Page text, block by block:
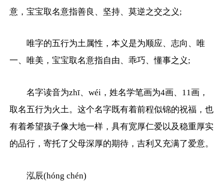
意，宝宝取名意指善良、坚持、莫逆之交之义;
唯字的五行为土属性，本义是为顺应、志向、唯
一、唯美，宝宝取名意指自由、乖巧、懂事之义;
名字读音为zhī、wéi，姓名学笔画为4画、11画，
取名五行为火土。这个名字既有着前程似锦的祝福，也
有着希望孩子像大地一样，具有宽厚仁爱以及稳重厚实
的品行，寄托了父母深厚的期待，吉利又充满了爱意。
泓辰(hóng chén)